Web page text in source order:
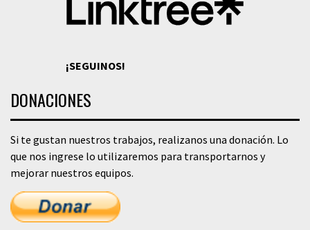
¡SEGUINOS!
DONACIONES
Si te gustan nuestros trabajos, realizanos una donación. Lo
que nos ingrese lo utilizaremos para transportarnos y
mejorar nuestros equipos.